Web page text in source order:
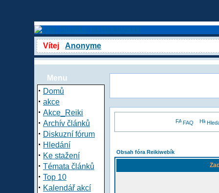
Vítej Anonyme
Menu
· Domů
· akce
· Akce_Reiki
· Archív článků
· Diskuzní fórum
· Hledání
· Ke stažení
· Témata článků
· Top 10
· Kalendář akcí
FAQ
Obsah fóra Reikiwebík